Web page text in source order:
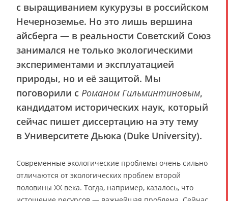
с выращиванием кукурузы в российском
Нечерноземье. Но это лишь вершина
айсберга — в реальности Советский Союз
занимался не только экологическими
экспериментами и эксплуатацией
природы, но и её защитой. Мы
поговорили с Романом Гильминтиновым,
кандидатом исторических наук, который
сейчас пишет диссертацию на эту тему
в Университете Дьюка (Duke University).
Современные экологические проблемы очень сильно
отличаются от экологических проблем второй
половины ХХ века. Тогда, например, казалось, что